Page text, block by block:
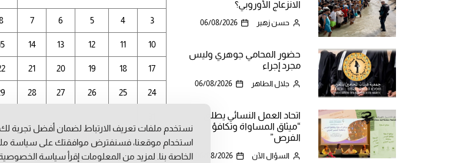
الانزعاج الأوروبي؟
حسن زهير 06/08/2026
حضور المحامي جوهري وليس
مجرد إجراء
جلال الطاهر 06/08/2026
اتحاد العمل النسائي يطلق
“ميثاق المساواة وتكافؤ
الفرص”
السؤال الآن 06/08/2026
أغسطس 2026
3
4
5
6
7
10
11
12
13
14
17
18
19
20
21
24
25
26
27
28
نستخدم ملفات تعريف الارتباط لضمان أفضل تجربة
استخدام موقعنا، فسنفترض موافقتك على سياسة
الخاصة بنا. لمزيد من المعلومات إقرأ سياسة